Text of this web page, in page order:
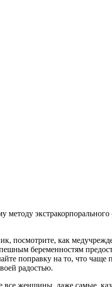
методу
посмотрите, как
беременностям
поправку на то, что чаще
радостью.
женщины, даже самые,